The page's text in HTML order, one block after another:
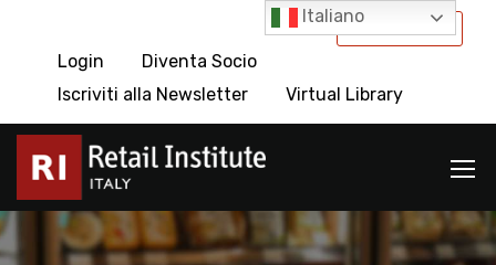
International
Login
Diventa Socio
Iscriviti alla Newsletter
Virtual Library
Italiano